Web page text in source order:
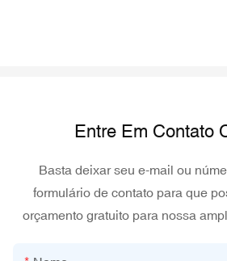
Entre Em Contato
Basta deixar seu e-mail ou
formulário de contato para que
orçamento gratuito para nossa